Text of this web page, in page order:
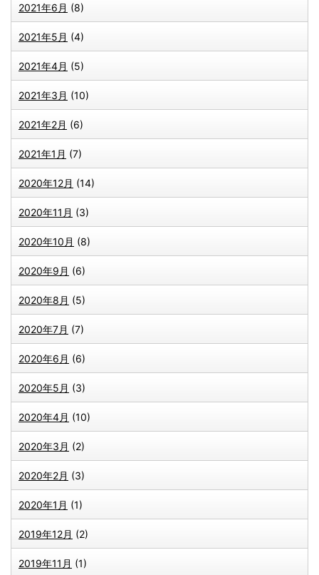
2021年6月 (8)
2021年5月 (4)
2021年4月 (5)
2021年3月 (10)
2021年2月 (6)
2021年1月 (7)
2020年12月 (14)
2020年11月 (3)
2020年10月 (8)
2020年9月 (6)
2020年8月 (5)
2020年7月 (7)
2020年6月 (6)
2020年5月 (3)
2020年4月 (10)
2020年3月 (2)
2020年2月 (3)
2020年1月 (1)
2019年12月 (2)
2019年11月 (1)